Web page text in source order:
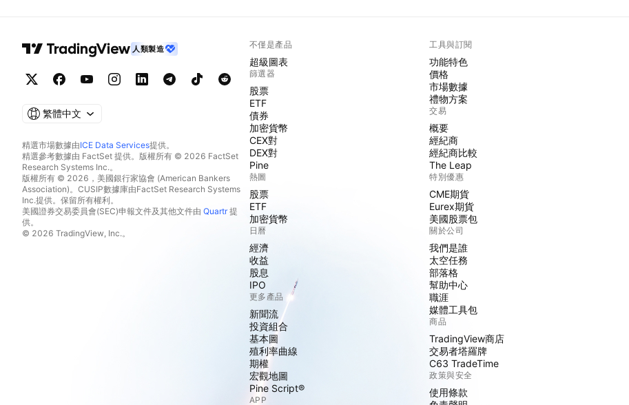
人類製造
繁體中文
精選市場數據由ICE Data Services提供。
精選參考數據由 FactSet 提供。版權所有 © 2026 FactSet
Research Systems Inc.。
版權所有 © 2026，美國銀行家協會 (American Bankers
Association)。CUSIP數據庫由FactSet Research Systems
Inc.提供。保留所有權利。
美國證券交易委員會(SEC)申報文件及其他文件由 Quartr提
供。
© 2026 TradingView, Inc.。
不僅是產品
超級圖表
篩選器
股票
ETF
債券
加密貨幣
CEX對
DEX對
Pine
熱圖
股票
ETF
加密貨幣
日曆
經濟
收益
股息
IPO
更多產品
新聞流
投資組合
基本圖
殖利率曲線
期權
宏觀地圖
Pine Script®
APP
工具與訂閱
功能特色
價格
市場數據
禮物方案
交易
概要
經紀商
經紀商比較
The Leap
特別優惠
CME期貨
Eurex期貨
美國股票包
關於公司
我們是誰
太空任務
部落格
幫助中心
職涯
媒體工具包
商品
TradingView商店
交易者塔羅牌
C63 TradeTime
政策與安全
使用條款